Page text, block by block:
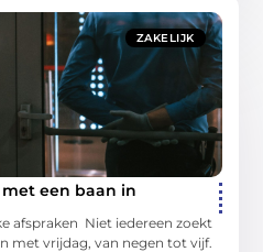
ZAKELIJK
een baan in
afspraken Niet iedereen zoekt
met vrijdag, van negen tot vijf.